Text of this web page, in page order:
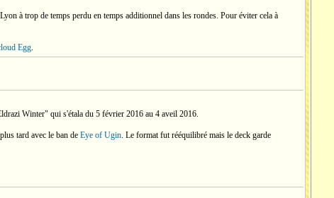
à trop de temps perdu en temps additionnel dans les rondes. Pour éviter cela à
Egg.
Winter" qui s'étala du 5 février 2016 au 4 aveil 2016.
tard avec le ban de Eye of Ugin. Le format fut rééquilibré mais le deck garde